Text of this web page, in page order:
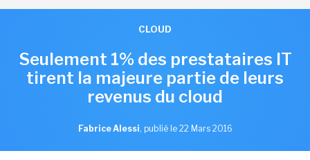
CLOUD
Seulement 1% des prestataires IT
tirent la majeure partie de leurs
revenus du cloud
Fabrice Alessi, publié le 22 Mars 2016